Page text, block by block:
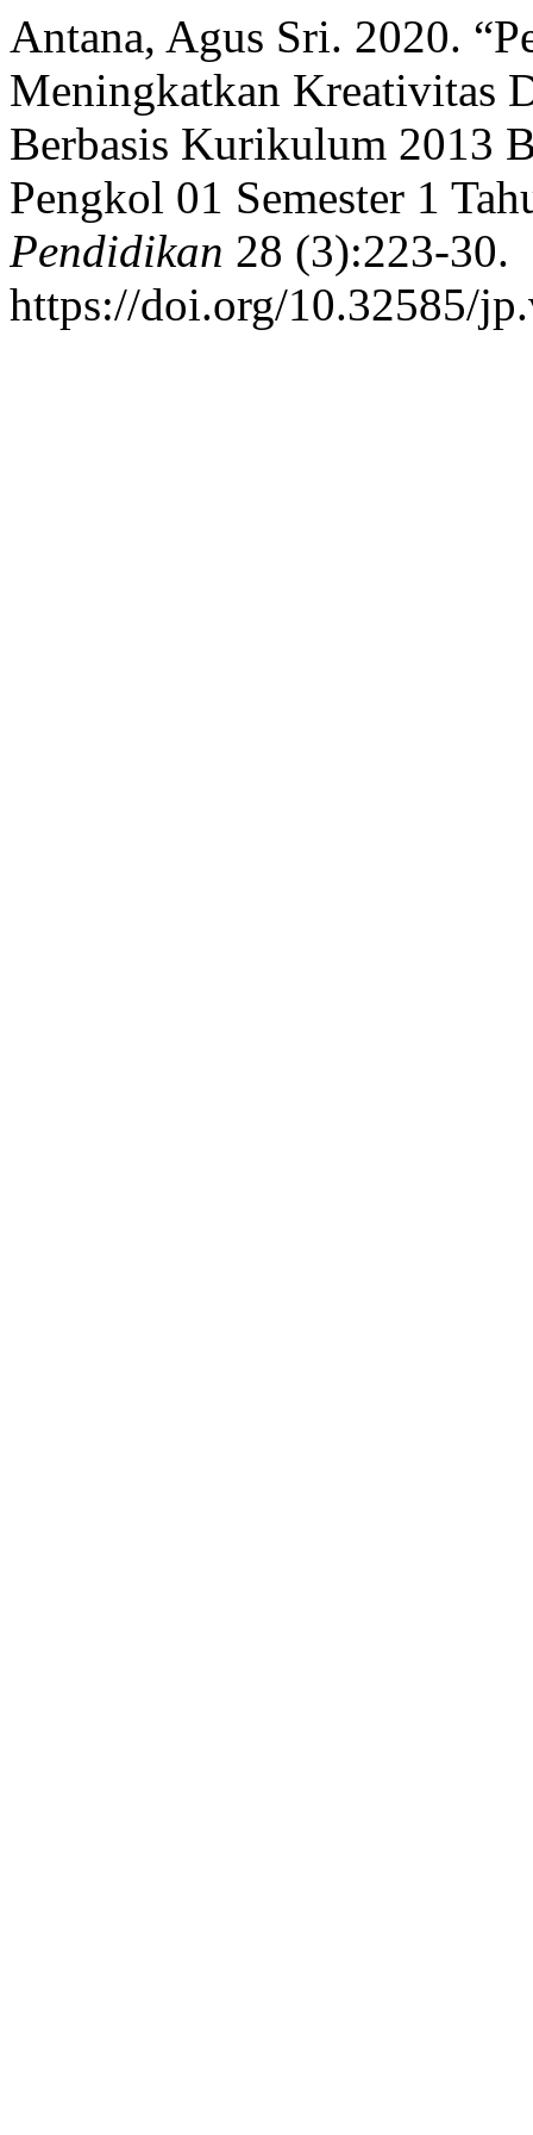
Antana, Agus Sri. 2020.
Meningkatkan Kreativitas
Berbasis Kurikulum 2013
Pengkol 01 Semester 1
Pendidikan 28 (3):223-30.
https://doi.org/10.32585/